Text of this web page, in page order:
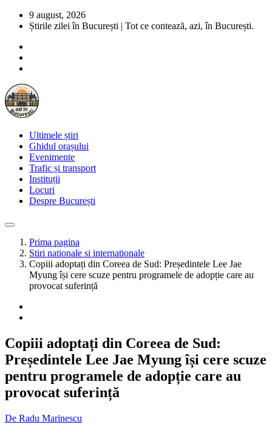
9 august, 2026
Știrile zilei în București | Tot ce contează, azi, în București.
Ultimele știri
Ghidul orașului
Evenimente
Trafic și transport
Instituții
Locuri
Despre București
Prima pagina
Stiri nationale si internationale
Copiii adoptați din Coreea de Sud: Președintele Lee Jae
Myung își cere scuze pentru programele de adopție care au
provocat suferință
Copiii adoptați din Coreea de Sud:
Președintele Lee Jae Myung își cere scuze
pentru programele de adopție care au
provocat suferință
De Radu Marinescu